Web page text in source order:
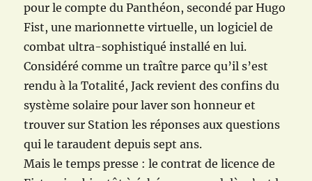
pour le compte du Panthéon, secondé par Hugo
Fist, une marionnette virtuelle, un logiciel de
combat ultra-sophistiqué installé en lui.
Considéré comme un traître parce qu’il s’est
rendu à la Totalité, Jack revient des confins du
système solaire pour laver son honneur et
trouver sur Station les réponses aux questions
qui le taraudent depuis sept ans.
Mais le temps presse : le contrat de licence de